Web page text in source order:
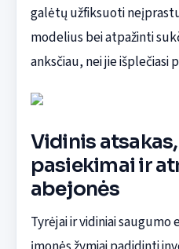
galėtų užfiksuoti
modelius bei atpažinti
anksčiau, nei jie išplečiasi
Vidinis
pasiekimai ir
abejonės
Tyrėjai ir vidiniai